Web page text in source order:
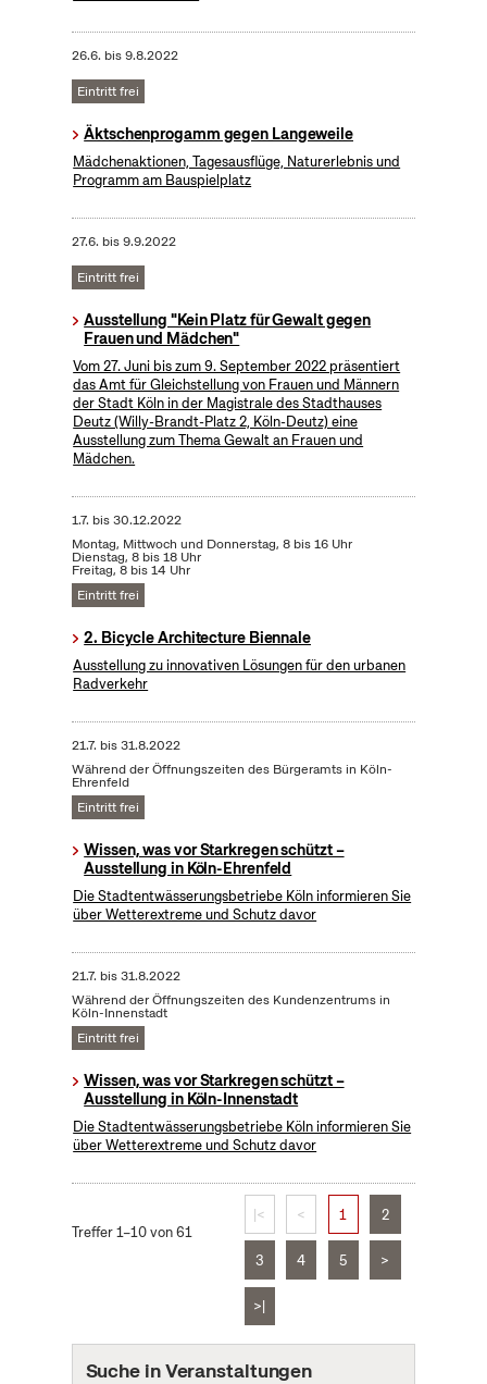
26.6. bis9.8.2022
Eintritt frei
Äktschenprogamm gegen Langeweile
Mädchenaktionen, Tagesausflüge, Naturerlebnis und
Programm am Bauspielplatz
27.6. bis9.9.2022
Eintritt frei
Ausstellung "Kein Platz für Gewalt gegen
Frauen und Mädchen"
Vom 27. Juni bis zum 9. September 2022 präsentiert
das Amt für Gleichstellung von Frauen und Männern
der Stadt Köln in der Magistrale des Stadthauses
Deutz (Willy-Brandt-Platz 2, Köln-Deutz) eine
Ausstellung zum Thema Gewalt an Frauen und
Mädchen.
1.7. bis30.12.2022
Montag, Mittwoch und Donnerstag, 8 bis 16 Uhr
Dienstag, 8 bis 18 Uhr
Freitag, 8 bis 14 Uhr
Eintritt frei
2. Bicycle Architecture Biennale
Ausstellung zu innovativen Lösungen für den urbanen
Radverkehr
21.7. bis31.8.2022
Während der Öffnungszeiten des Bürgeramts in Köln-
Ehrenfeld
Eintritt frei
Wissen, was vor Starkregen schützt –
Ausstellung in Köln-Ehrenfeld
Die Stadtentwässerungsbetriebe Köln informieren Sie
über Wetterextreme und Schutz davor
21.7. bis31.8.2022
Während der Öffnungszeiten des Kundenzentrums in
Köln-Innenstadt
Eintritt frei
Wissen, was vor Starkregen schützt –
Ausstellung in Köln-Innenstadt
Die Stadtentwässerungsbetriebe Köln informieren Sie
über Wetterextreme und Schutz davor
Treffer 1–10 von 61
|< < 1 2
3 4 5 >
>|
Suche in Veranstaltungen